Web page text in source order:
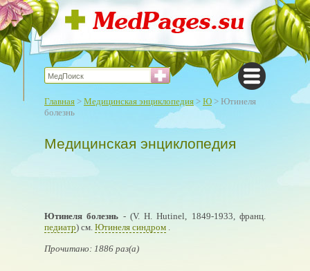
Главная > Медицинская энциклопедия > Ю > Ютинеля
болезнь
Медицинская энциклопедия
Ютинеля болезнь - (V. Н. Hutinel, 1849-1933, франц.
педиатр) см. Ютинеля синдром .
Прочитано: 1886 раз(а)